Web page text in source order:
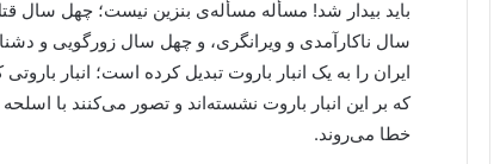
باید بیدار شد! مسأله مسأله‌ی بنزین نیست؛ چهل
سال ناکارآمدی و ویرانگری، و چهل سال زورگویی و
ایران را به یک انبار باروت تبدیل کرده است؛ انبار
که بر این انبار باروت نشسته‌اند و تصور می‌کنند با
خطا می‌روند.